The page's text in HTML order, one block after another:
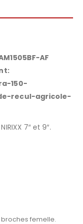
AF
150-
recul-agricole-
7″ et 9″.
femelle.